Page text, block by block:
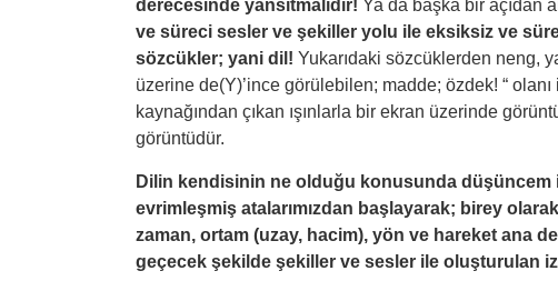
derecesinde yansıtmalıdır! Ya da başka bir açıdan
ve süreci sesler ve şekiller yolu ile eksiksiz ve
sözcükler; yani dil! Yukarıdaki sözcüklerden neng,
üzerine de(Y)’ince görülebilen; madde; özdek! “
kaynağından çıkan ışınlarla bir ekran üzerinde
görüntüdür.
Dilin kendisinin ne olduğu konusunda
evrimleşmiş atalarımızdan başlayarak; birey
zaman, ortam (uzay, hacim), yön ve hareket ana
geçecek şekilde şekiller ve sesler ile oluşturulan